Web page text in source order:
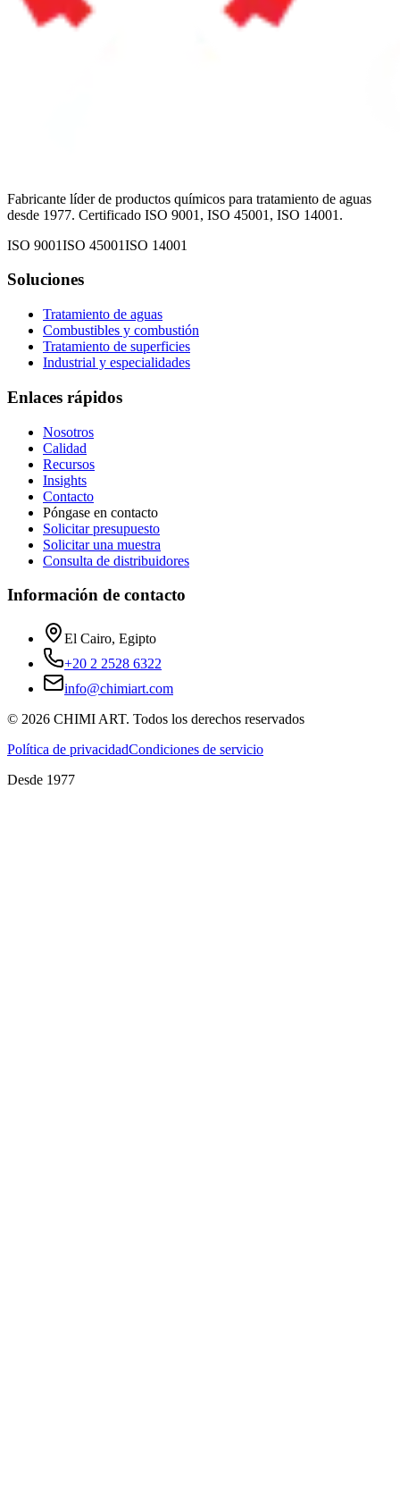
Fabricante líder de productos químicos para tratamiento de aguas
desde 1977. Certificado ISO 9001, ISO 45001, ISO 14001.
ISO 9001ISO 45001ISO 14001
Soluciones
Tratamiento de aguas
Combustibles y combustión
Tratamiento de superficies
Industrial y especialidades
Enlaces rápidos
Nosotros
Calidad
Recursos
Insights
Contacto
Póngase en contacto
Solicitar presupuesto
Solicitar una muestra
Consulta de distribuidores
Información de contacto
El Cairo, Egipto
+20 2 2528 6322
info@chimiart.com
© 2026 CHIMI ART. Todos los derechos reservados
Política de privacidadCondiciones de servicio
Desde 1977